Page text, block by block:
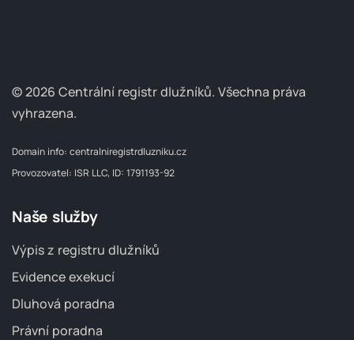
© 2026 Centrální registr dlužníků. Všechna práva
vyhrazena.
Domain info: centralniregistrdluzniku.cz
Provozovatel: ISR LLC, ID: 1791193-92
Naše služby
Výpis z registru dlužníků
Evidence exekucí
Dluhová poradna
Právní poradna